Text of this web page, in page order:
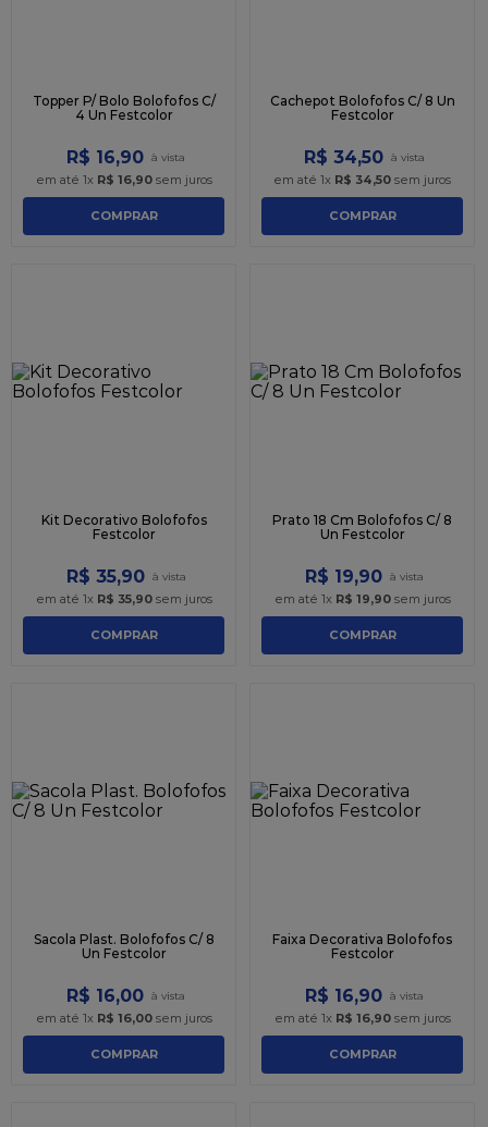
Topper P/ Bolo Bolofofos C/
4 Un Festcolor
R$ 16,90
em até 1x R$ 16,90sem juros
COMPRAR
Cachepot Bolofofos C/ 8 Un
Festcolor
R$ 34,50
em até 1x R$ 34,50 sem juros
COMPRAR
Kit Decorativo Bolofofos
Festcolor
R$ 35,90
em até 1x R$ 35,90sem juros
COMPRAR
Prato 18 Cm Bolofofos C/ 8
Un Festcolor
R$ 19,90
em até 1x R$ 19,90sem juros
COMPRAR
Sacola Plast. Bolofofos C/ 8
Un Festcolor
R$ 16,00
em até 1x R$ 16,00sem juros
COMPRAR
Faixa Decorativa Bolofofos
Festcolor
R$ 16,90
em até 1x R$ 16,90sem juros
COMPRAR